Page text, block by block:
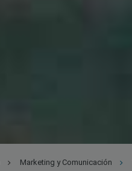
Marketing y Comunicación